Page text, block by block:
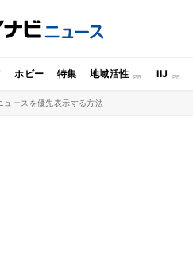
ホビー 特集 地域活性 IIJ
ュースを優先表示する方法